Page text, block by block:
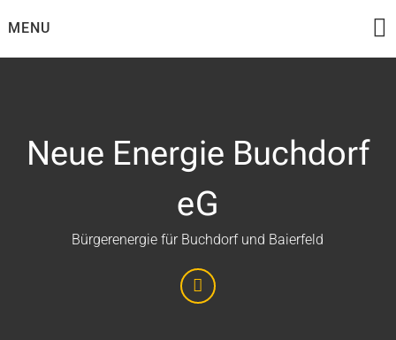
toMENU
Neue Energie Buchdorf
eG
Bürgerenergie für Buchdorf und Baierfeld